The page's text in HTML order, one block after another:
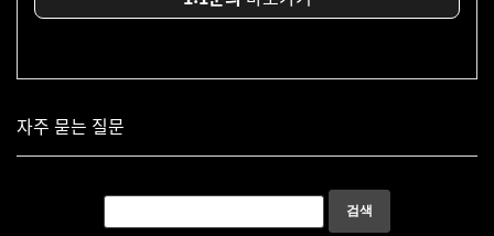
자주 묻는 질문